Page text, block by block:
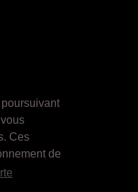
Ces
de